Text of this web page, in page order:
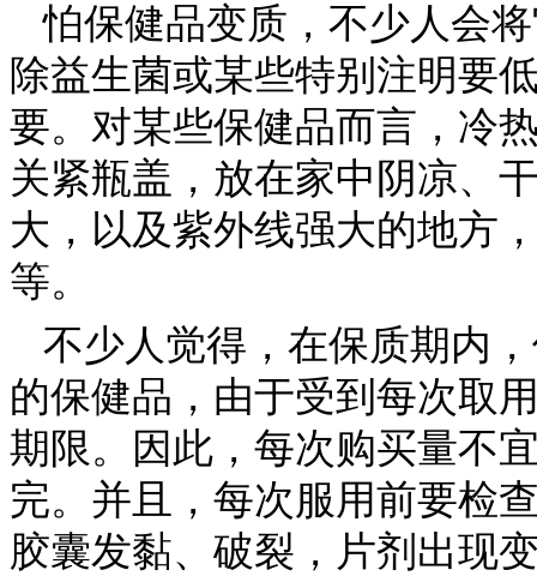
怕保健品变质，不少人会
除益生菌或某些特别注明要
要。对某些保健品而言，冷
关紧瓶盖，放在家中阴凉、
大，以及紫外线强大的地方
等。
不少人觉得，在保质期内
的保健品，由于受到每次取
期限。因此，每次购买量不
完。并且，每次服用前要检
胶囊发黏、破裂，片剂出现